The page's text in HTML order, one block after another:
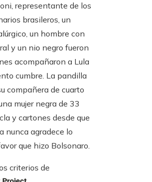
representante de los
brasileros, un
un hombre con
y un nio negro fueron
acompañaron a Lula
cumbre. La pandilla
compañera de cuarto
mujer negra de 33
y cartones desde que
nunca agradece lo
que hizo Bolsonaro.
criterios de